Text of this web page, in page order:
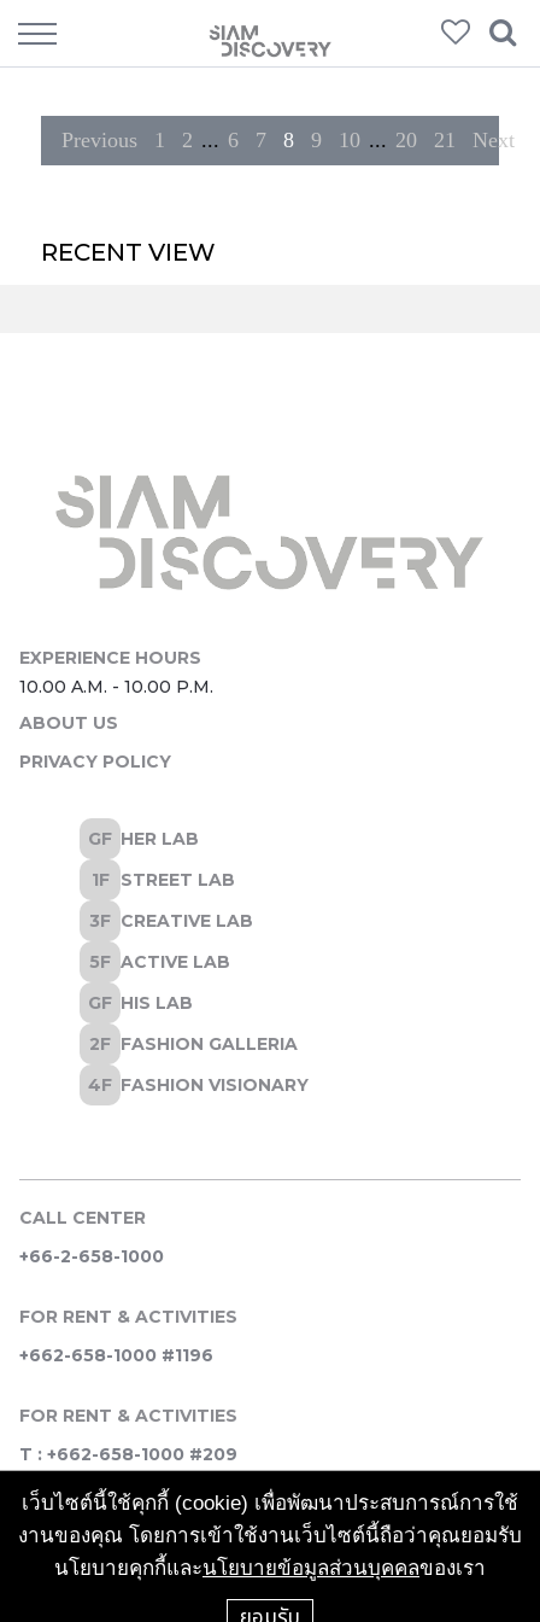
Previous 1 2 ... 6 7 8 9 10 ... 20 21 Next
RECENT VIEW
เว็บไซต์นี้ใช้คุกกี้ (cookie) เพื่อพัฒนาประสบการณ์การใช้
งานของคุณ โดยการเข้าใช้งานเว็บไซต์นี้ถือว่าคุณยอมรับ
นโยบายคุกกี้และนโยบายข้อมูลส่วนบุคคลของเรา
ยอมรับ
ABOUT US
PRIVACY POLICY
CALL CENTER
+66-2-658-1000
FOR RENT & ACTIVITIES
+662-658-1000 #1196
FOR RENT & ACTIVITIES
T : +662-658-1000 #209
SOCIAL MEDIA